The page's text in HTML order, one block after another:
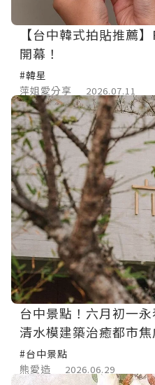
【台中韓式拍貼推薦
開幕！
#韓星
萍姐愛分享
2026.07.11
台中景點！六月初一
清水模建築治癒都市焦
#台中景點
熊愛造
2026.06.29